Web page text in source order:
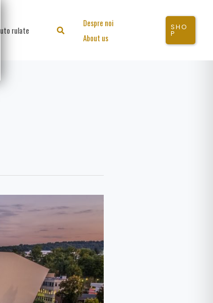
Auto rulate Search
Despre noi
About us
SHO
P